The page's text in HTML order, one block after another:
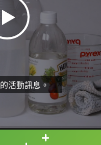
的活動訊息。